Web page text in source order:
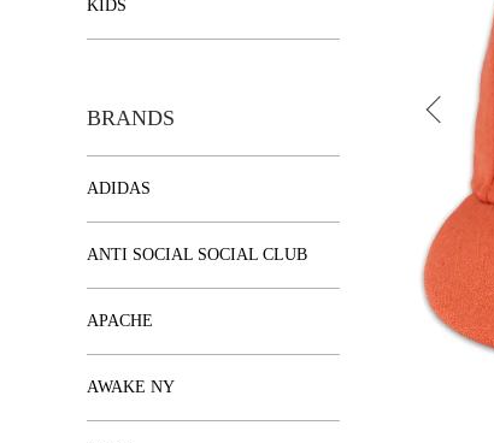
KIDS
BRANDS
ADIDAS
ANTI SOCIAL SOCIAL CLUB
APACHE
AWAKE NY